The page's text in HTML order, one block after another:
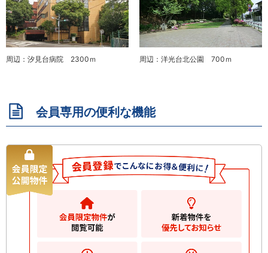
周辺：汐見台病院 2300ｍ 周辺：洋光台北公園 700ｍ
会員専用の便利な機能